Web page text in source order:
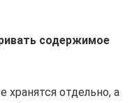
содержимое
отдельно, а